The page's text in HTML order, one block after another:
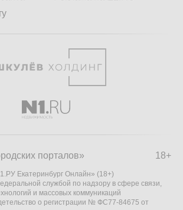
18+
порталов»
Екатеринбург Онлайн» (18+)
службой по надзору в сфере связи,
и массовых коммуникаций
о регистрации № ФС77-84675 от